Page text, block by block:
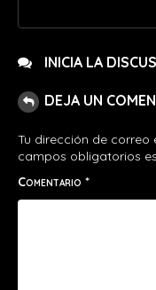
INICIA LA
DEJA UN
Tu dirección de
campos obligatorios
Comentario *